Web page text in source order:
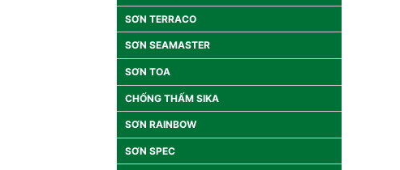
SƠN TERRACO
SƠN SEAMASTER
SƠN TOA
CHỐNG THẤM SIKA
SƠN RAINBOW
SƠN SPEC